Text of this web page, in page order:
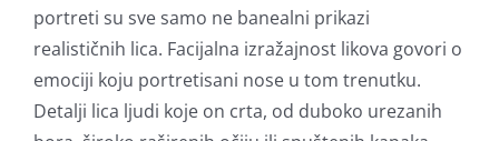
portreti su sve samo ne banealni prikazi
realističnih lica. Facijalna izražajnost likova govori o
emociji koju portretisani nose u tom trenutku.
Detalji lica ljudi koje on crta, od duboko urezanih